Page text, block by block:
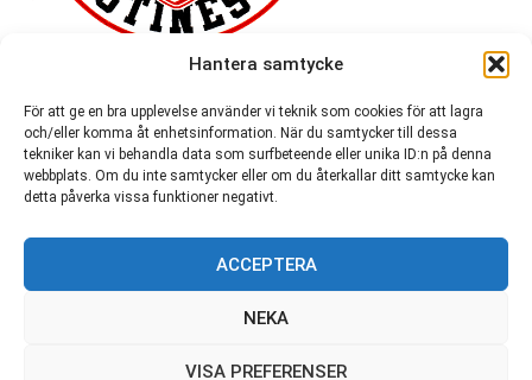
Hantera samtycke
För att ge en bra upplevelse använder vi teknik som cookies för att lagra
och/eller komma åt enhetsinformation. När du samtycker till dessa
tekniker kan vi behandla data som surfbeteende eller unika ID:n på denna
webbplats. Om du inte samtycker eller om du återkallar ditt samtycke kan
detta påverka vissa funktioner negativt.
ACCEPTERA
NEKA
VISA PREFERENSER